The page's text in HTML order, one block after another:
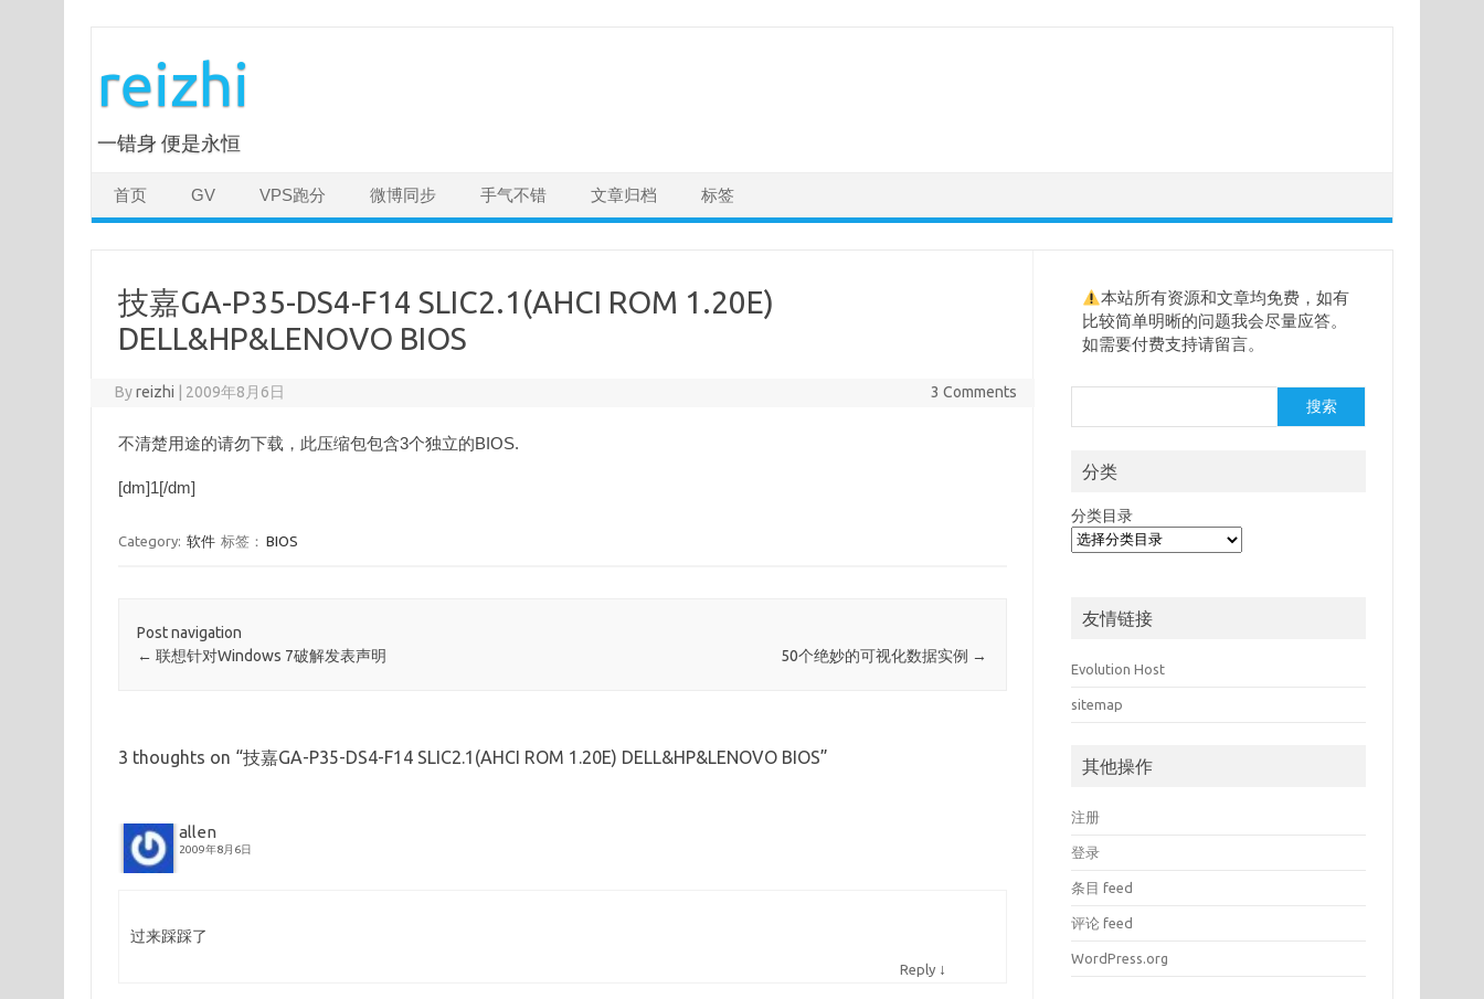
reizhi
一错身 便是永恒
首页 GV VPS跑分 微博同步 手气不错 文章归档 标签
技嘉GA-P35-DS4-F14 SLIC2.1(AHCI ROM 1.20E)
DELL&HP&LENOVO BIOS
Byreizhi 2009年8月6日 3 Comments
不清楚用途的请勿下载，此压缩包包含3个独立的BIOS.
[dm]1[/dm]
Category: 软件 标签： BIOS
Post navigation
← 联想针对Windows 7破解发表声明 50个绝妙的可视化数据实例 →
3 thoughts on “技嘉GA-P35-DS4-F14 SLIC2.1(AHCI ROM 1.20E) DELL&HP&LENOVO BIOS”
allen
2009年8月6日
过来踩踩了
Reply ↓
本站所有资源和文章均免费，如有
比较简单明晰的问题我会尽量应答。
如需要付费支持请留言。
索
搜索
分类
分类目录
友情链接
Evolution Host
sitemap
其他操作
注册
登录
条目 feed
评论 feed
WordPress.org